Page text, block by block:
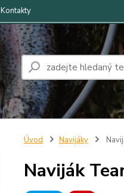
Kontakty
Úvod Navijáky
Naviják